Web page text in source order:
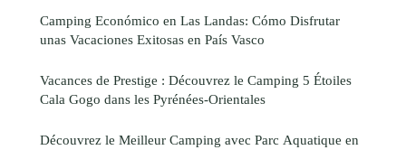
Camping Económico en Las Landas: Cómo Disfrutar
unas Vacaciones Exitosas en País Vasco
Vacances de Prestige : Découvrez le Camping 5 Étoiles
Cala Gogo dans les Pyrénées-Orientales
Découvrez le Meilleur Camping avec Parc Aquatique en